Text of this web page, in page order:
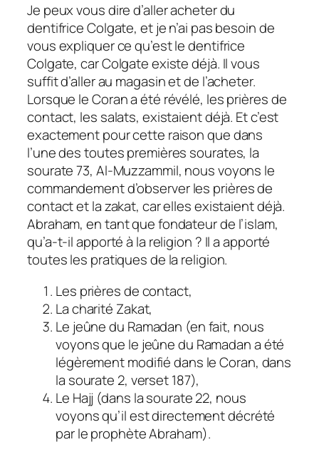
Je peux vous dire d’aller acheter du
dentifrice Colgate, et je n’ai pas besoin de
vous expliquer ce qu’est le dentifrice
Colgate, car Colgate existe déjà. Il vous
suffit d’aller au magasin et de l’acheter.
Lorsque le Coran a été révélé, les prières de
contact, les salats, existaient déjà. Et c’est
exactement pour cette raison que dans
l’une des toutes premières sourates, la
sourate 73, Al-Muzzammil, nous voyons le
commandement d’observer les prières de
contact et la zakat, car elles existaient déjà.
Abraham, en tant que fondateur de l’islam,
qu’a-t-il apporté à la religion ? Il a apporté
toutes les pratiques de la religion.
Les prières de contact,
La charité Zakat,
Le jeûne du Ramadan (en fait, nous
voyons que le jeûne du Ramadan a été
légèrement modifié dans le Coran, dans
la sourate 2, verset 187),
Le Hajj (dans la sourate 22, nous
voyons qu’il est directement décrété
par le prophète Abraham).